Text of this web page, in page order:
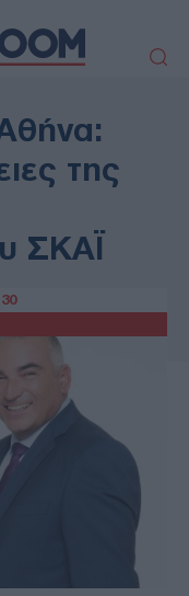
της
ΣΚΑΪ